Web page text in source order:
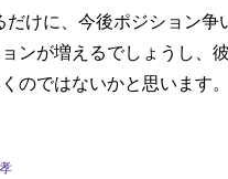
けに、今後ポジション争
ンが増えるでしょうし、
のではないかと思います。